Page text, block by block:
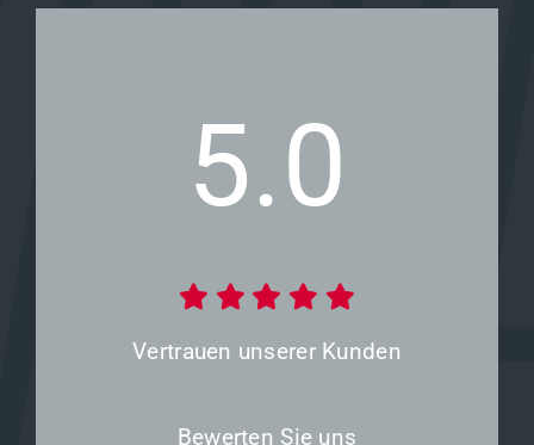
5.0
Vertrauen unserer Kunden
Bewerten Sie uns